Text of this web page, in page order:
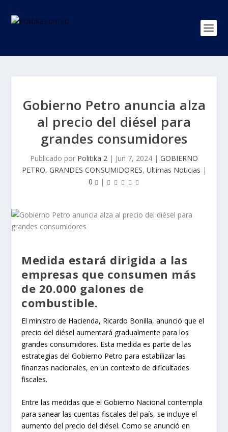
Gobierno Petro anuncia alza
al precio del diésel para
grandes consumidores
Publicado por Politika 2 | Jun 7, 2024 | GOBIERNO
PETRO, GRANDES CONSUMIDORES, Ultimas Noticias |
0
|
Medida estará dirigida a las
empresas que consumen más
de 20.000 galones de
combustible.
El ministro de Hacienda, Ricardo Bonilla, anunció que el
precio del diésel aumentará gradualmente para los
grandes consumidores. Esta medida es parte de las
estrategias del Gobierno Petro para estabilizar las
finanzas nacionales, en un contexto de dificultades
fiscales.
Entre las medidas que el Gobierno Nacional contempla
para sanear las cuentas fiscales del país, se incluye el
aumento del precio del diésel. Como se anunció en